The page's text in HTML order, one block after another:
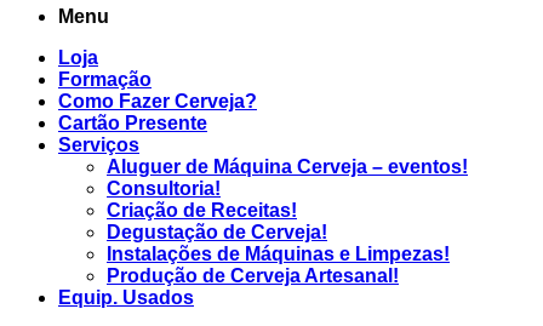
Menu
Loja
Formação
Como Fazer Cerveja?
Cartão Presente
Serviços
Aluguer de Máquina Cerveja – eventos!
Consultoria!
Criação de Receitas!
Degustação de Cerveja!
Instalações de Máquinas e Limpezas!
Produção de Cerveja Artesanal!
Equip. Usados